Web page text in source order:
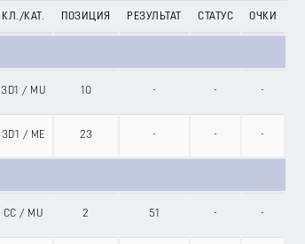
КЛ./КАТ. ПОЗИЦИЯ РЕЗУЛЬТАТ СТАТУС ОЧКИ
3D1 / MU 10 - - -
3D1 / ME 23 - - -
CC/ MU 2 51 - -